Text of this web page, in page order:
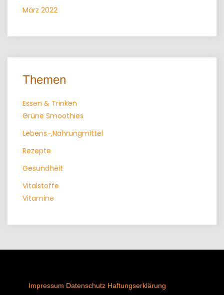
März 2022
Themen
Essen & Trinken
Grüne Smoothies
Lebens-,Nahrungmittel
Rezepte
Gesundheit
Vitalstoffe
Vitamine
Impressum Datenschutz Haftungserklärung